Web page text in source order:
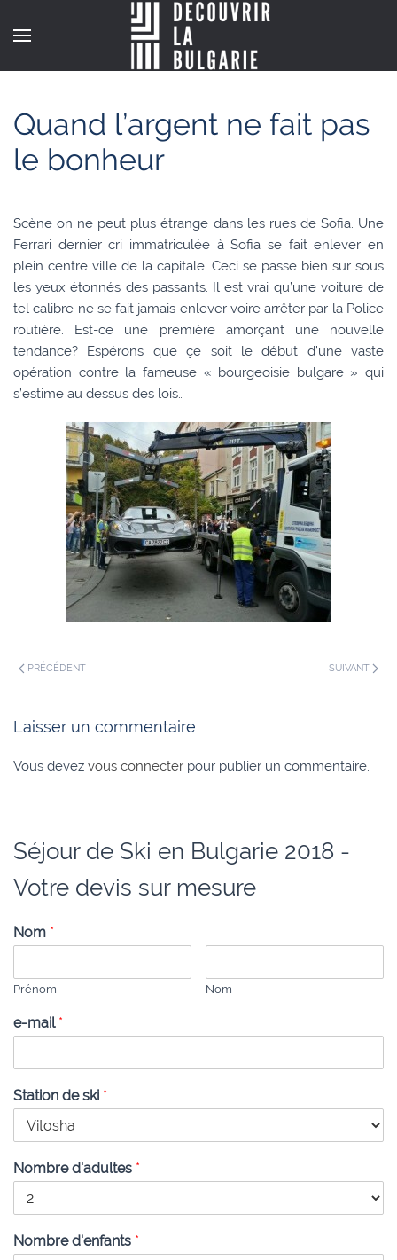
Quand l’argent ne fait pas
le bonheur
Scène on ne peut plus étrange dans les rues de Sofia. Une
Ferrari dernier cri immatriculée à Sofia se fait enlever en
plein centre ville de la capitale. Ceci se passe bien sur sous
les yeux étonnés des passants. Il est vrai qu’une voiture de
tel calibre ne se fait jamais enlever voire arrêter par la Police
routière. Est-ce une première amorçant une nouvelle
tendance? Espérons que çe soit le début d’une vaste
opération contre la fameuse « bourgeoisie bulgare » qui
s’estime au dessus des lois…
PRÉCÉDENT SUIVANT
Laisser un commentaire
Vous devez vous connecter pour publier un commentaire.
Séjour de Ski en Bulgarie 2018 -
Votre devis sur mesure
Nom *
Prénom Nom
e-mail *
Station de ski *
Nombre d'adultes *
Nombre d'enfants *